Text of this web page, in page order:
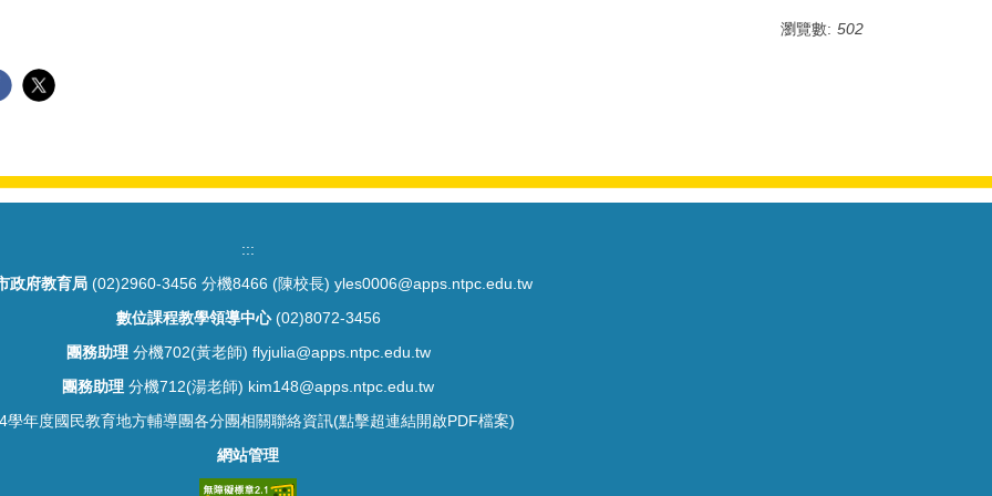
瀏覽數: 502
:::
政府教育局 (02)2960-3456 分機8466 (陳校長) yles0006@apps.ntpc.edu.tw
數位課程教學領導中心(02)8072-3456
團務助理分機702(黃老師) flyjulia@apps.ntpc.edu.tw
團務助理 分機712(湯老師) kim148@apps.ntpc.edu.tw
學年度國民教育地方輔導團各分團相關聯絡資訊(點擊超連結開啟PDF檔案)
網站管理